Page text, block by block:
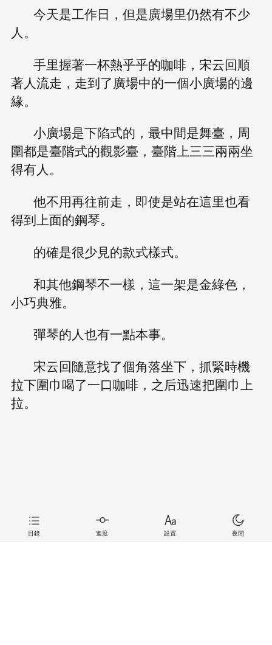
今天是工作日，但是廣場里仍然有不少
人。
手里握著一杯熱乎乎的咖啡，宋云回順
著人流走，走到了廣場中的一個小廣場的邊
緣。
小廣場是下陷式的，最中間是舞臺，周
圍都是臺階式的觀影臺，臺階上三三兩兩坐
得有人。
他不用再往前走，即使是站在這里也看
得到上面的鋼琴。
的確是很少見的款式樣式。
和其他鋼琴不一樣，這一架是金綠色，
小巧典雅。
彈琴的人也有一點本事。
宋云回隨意找了個角落坐下，抓緊時機
拉下圍巾喝了一口咖啡，之后迅速把圍巾上
拉。
目錄 進度 設置 夜間